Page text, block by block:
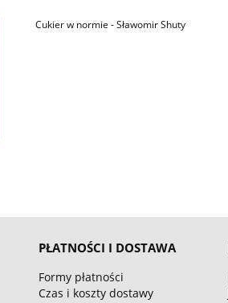
Cukier w normie - Sławomir Shuty
PŁATNOŚCI I DOSTAWA
Formy płatności
Czas i koszty dostawy